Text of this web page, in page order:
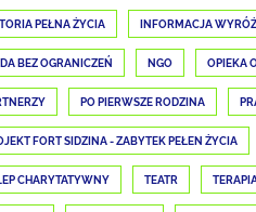
PEŁNA ŻYCIA INFORMACJA
BEZ OGRANICZEŃ NGO OPIEKA
PO PIERWSZE RODZINA
FORT SIDZINA - ZABYTEK PEŁEN ŻYCIA
CHARYTATYWNY TEATR